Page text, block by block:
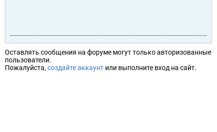
Оставлять сообщения на форуме могут только авторизованные
пользователи.
Пожалуйста, создайте аккаунт или выполните вход на сайт.